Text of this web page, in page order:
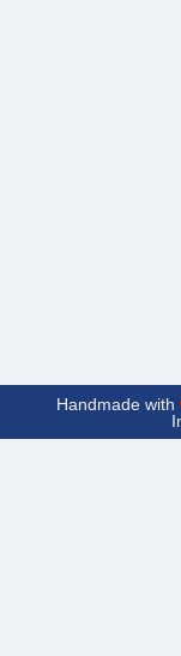
Handmade with